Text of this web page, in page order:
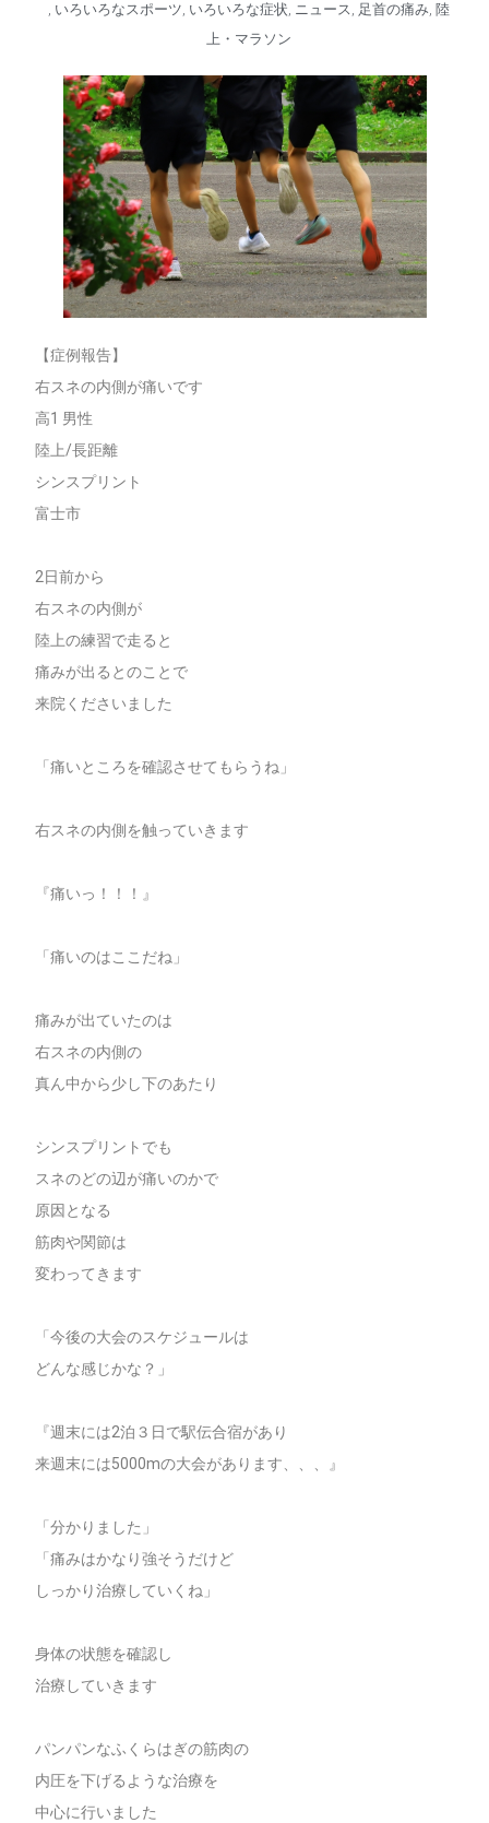
, いろいろなスポーツ, いろいろな症状, ニュース, 足首の痛み, 陸
上・マラソン
【症例報告】
右スネの内側が痛いです
高1 男性
陸上/長距離
シンスプリント
富士市
2日前から
右スネの内側が
陸上の練習で走ると
痛みが出るとのことで
来院くださいました
「痛いところを確認させてもらうね」
右スネの内側を触っていきます
『痛いっ！！！』
「痛いのはここだね」
痛みが出ていたのは
右スネの内側の
真ん中から少し下のあたり
シンスプリントでも
スネのどの辺が痛いのかで
原因となる
筋肉や関節は
変わってきます
「今後の大会のスケジュールは
どんな感じかな？」
『週末には2泊３日で駅伝合宿があり
来週末には5000mの大会があります、、、』
「分かりました」
「痛みはかなり強そうだけど
しっかり治療していくね」
身体の状態を確認し
治療していきます
パンパンなふくらはぎの筋肉の
内圧を下げるような治療を
中心に行いました